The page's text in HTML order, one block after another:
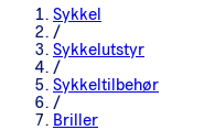
Sykkel
/
Sykkelutstyr
/
Sykkeltilbehør
/
Briller